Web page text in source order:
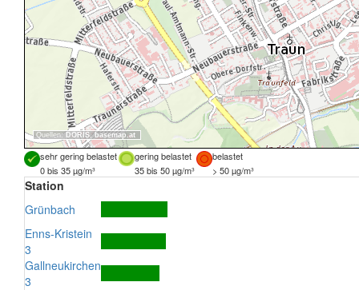
Quellen: DORIS, basemap.at
sehr gering belastet gering belastet
belastet
0 bis 35 µg/m³
35 bis 50 µg/m³ > 50 µg/m³
Station
Grünbach
Enns-Kristein
3
Gallneukirchen
3